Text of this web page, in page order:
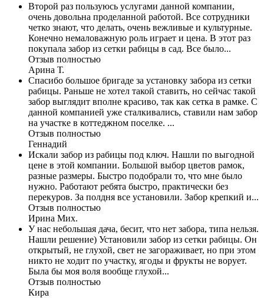
Второй раз пользуюсь услугами данной компании,
очень довольна проделанной работой. Все сотрудники
четко знают, что делать, очень вежливые и культурные.
Конечно немаловажную роль играет и цена. В этот раз
покупала забор из сетки рабицы в сад. Все было...
Отзыв полностью
Арина Т.
Спасибо большое бригаде за установку забора из сетки
рабицы. Раньше не хотел такой ставить, но сейчас такой
забор выглядит вполне красиво, так как сетка в рамке. С
данной компанией уже сталкивались, ставили нам забор
на участке в коттеджном поселке. ...
Отзыв полностью
Геннадий
Искали забор из рабицы под ключ. Нашли по выгодной
цене в этой компании. Большой выбор цветов рамок,
разные размеры. Быстро подобрали то, что мне было
нужно. Работают ребята быстро, практически без
перекуров. За полдня все установили. Забор крепкий и...
Отзыв полностью
Ирина Мих.
У нас небольшая дача, бесит, что нет забора, типа нельзя.
Нашли решение) Установили забор из сетки рабицы. Он
открытый, не глухой, свет не загораживает, но при этом
никто не ходит по участку, ягоды и фрукты не ворует.
Была бы моя воля вообще глухой...
Отзыв полностью
Кира